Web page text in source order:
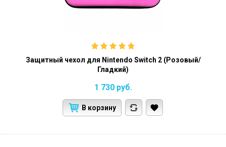
Защитный чехол для Nintendo Switch 2 (Розовый/
Гладкий)
1 730 руб.
В корзину